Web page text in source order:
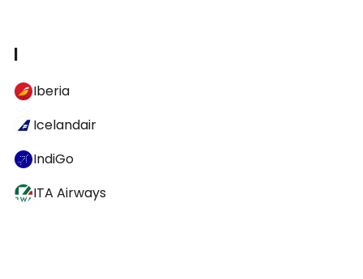
I
Iberia
Icelandair
IndiGo
ITA Airways